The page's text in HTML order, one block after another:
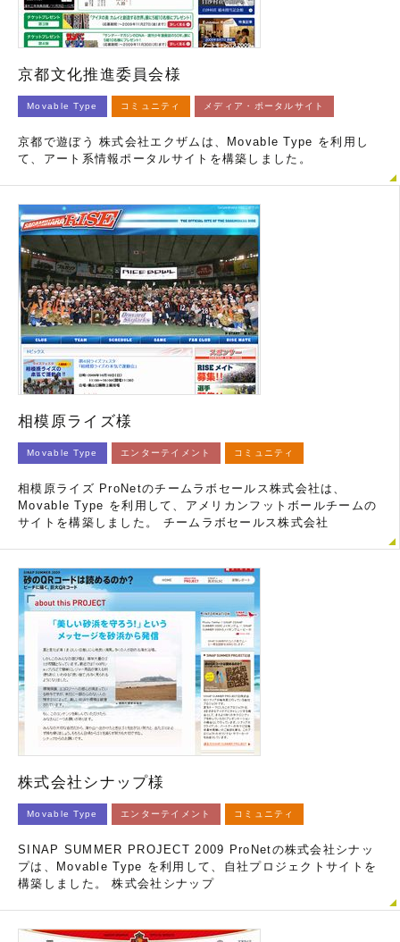
京都文化推進委員会様
Movable Type コミュニティ メディア・ポータルサイト
京都で遊ぼう 株式会社エクザムは、Movable Type を利用し
て、アート系情報ポータルサイトを構築しました。
相模原ライズ様
Movable Type エンターテイメント コミュニティ
相模原ライズ ProNetのチームラボセールス株式会社は、
Movable Type を利用して、アメリカンフットボールチームの
サイトを構築しました。 チームラボセールス株式会社
株式会社シナップ様
Movable Type エンターテイメント コミュニティ
SINAP SUMMER PROJECT 2009 ProNetの株式会社シナッ
プは、Movable Type を利用して、自社プロジェクトサイトを
構築しました。 株式会社シナップ